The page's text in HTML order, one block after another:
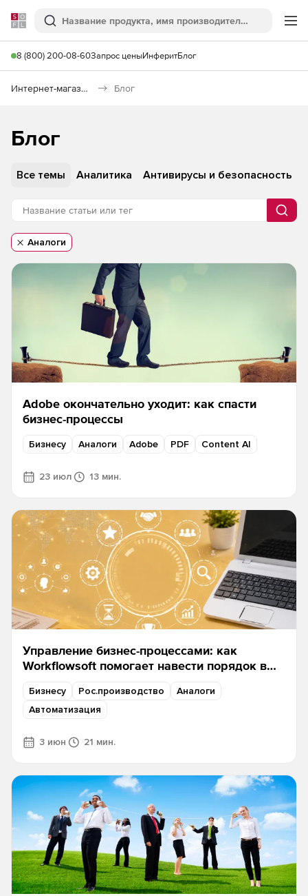
Softline
Поиск
8 (800) 200-08-60Запрос ценыИнферитБлог
Интернет-магазин Блог
Блог
Поиск
Не найдено
Аналоги
Adobe окончательно уходит: как спасти
бизнес-процессы
Бизнесу Аналоги Adobe PDF Content AI
23 июл 13 мин.
Управление бизнес-процессами: как
Workflowsoft помогает навести порядок в
Бизнесу Рос.производство
Аналоги
Автоматизация
3 июн 21 мин.
Все темы Аналитика Антивирусы и безопасность